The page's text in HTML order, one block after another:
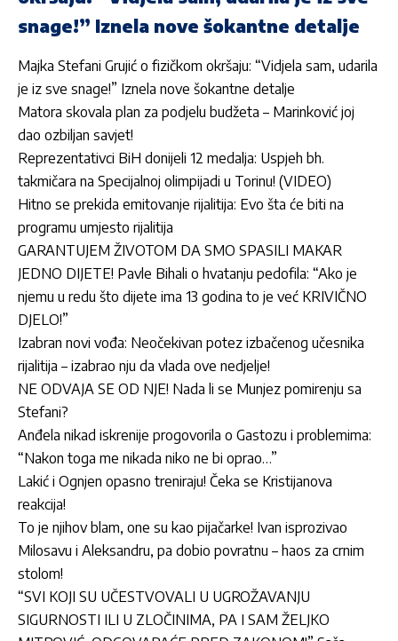
snage!” Iznela nove šokantne detalje
Majka Stefani Grujić o fizičkom okršaju: “Vidjela sam, udarila
je iz sve snage!” Iznela nove šokantne detalje
Matora skovala plan za podjelu budžeta – Marinković joj
dao ozbiljan savjet!
Reprezentativci BiH donijeli 12 medalja: Uspjeh bh.
takmičara na Specijalnoj olimpijadi u Torinu! (VIDEO)
Hitno se prekida emitovanje rijalitija: Evo šta će biti na
programu umjesto rijalitija
GARANTUJEM ŽIVOTOM DA SMO SPASILI MAKAR
JEDNO DIJETE! Pavle Bihali o hvatanju pedofila: “Ako je
njemu u redu što dijete ima 13 godina to je već KRIVIČNO
DJELO!”
Izabran novi vođa: Neočekivan potez izbačenog učesnika
rijalitija – izabrao nju da vlada ove nedjelje!
NE ODVAJA SE OD NJE! Nada li se Munjez pomirenju sa
Stefani?
Anđela nikad iskrenije progovorila o Gastozu i problemima:
“Nakon toga me nikada niko ne bi oprao…”
Lakić i Ognjen opasno treniraju! Čeka se Kristijanova
reakcija!
To je njihov blam, one su kao pijačarke! Ivan isprozivao
Milosavu i Aleksandru, pa dobio povratnu – haos za crnim
stolom!
“SVI KOJI SU UČESTVOVALI U UGROŽAVANJU
SIGURNOSTI ILI U ZLOČINIMA, PA I SAM ŽELJKO